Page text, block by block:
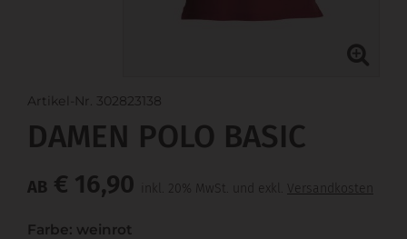
Artikel-Nr. 302823138
DAMEN POLO BASIC
AB € 16,90 inkl. 20% MwSt. und exkl. Versandkosten
Farbe: weinrot